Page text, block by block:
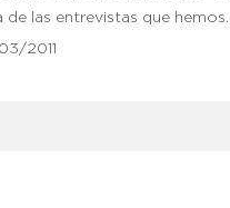
de las entrevistas que hemos…
2011